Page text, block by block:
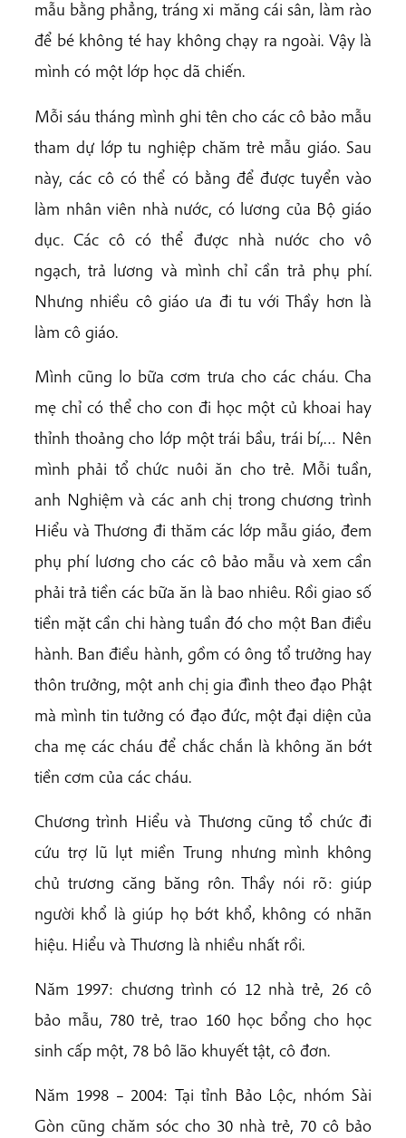
mẫu bằng phẳng, tráng xi măng cái sân, làm rào
để bé không té hay không chạy ra ngoài. Vậy là
mình có một lớp học dã chiến.
Mỗi sáu tháng mình ghi tên cho các cô bảo mẫu
tham dự lớp tu nghiệp chăm trẻ mẫu giáo. Sau
này, các cô có thể có bằng để được tuyển vào
làm nhân viên nhà nước, có lương của Bộ giáo
dục. Các cô có thể được nhà nước cho vô
ngạch, trả lương và mình chỉ cần trả phụ phí.
Nhưng nhiều cô giáo ưa đi tu với Thầy hơn là
làm cô giáo.
Mình cũng lo bữa cơm trưa cho các cháu. Cha
mẹ chỉ có thể cho con đi học một củ khoai hay
thỉnh thoảng cho lớp một trái bầu, trái bí,… Nên
mình phải tổ chức nuôi ăn cho trẻ. Mỗi tuần,
anh Nghiệm và các anh chị trong chương trình
Hiểu và Thương đi thăm các lớp mẫu giáo, đem
phụ phí lương cho các cô bảo mẫu và xem cần
phải trả tiền các bữa ăn là bao nhiêu. Rồi giao số
tiền mặt cần chi hàng tuần đó cho một Ban điều
hành. Ban điều hành, gồm có ông tổ trưởng hay
thôn trưởng, một anh chị gia đình theo đạo Phật
mà mình tin tưởng có đạo đức, một đại diện của
cha mẹ các cháu để chắc chắn là không ăn bớt
tiền cơm của các cháu.
Chương trình Hiểu và Thương cũng tổ chức đi
cứu trợ lũ lụt miền Trung nhưng mình không
chủ trương căng băng rôn. Thầy nói rõ: giúp
người khổ là giúp họ bớt khổ, không có nhãn
hiệu. Hiểu và Thương là nhiều nhất rồi.
Năm 1997: chương trình có 12 nhà trẻ, 26 cô
bảo mẫu, 780 trẻ, trao 160 học bổng cho học
sinh cấp một, 78 bô lão khuyết tật, cô đơn.
Năm 1998 – 2004: Tại tỉnh Bảo Lộc, nhóm Sài
Gòn cũng chăm sóc cho 30 nhà trẻ, 70 cô bảo